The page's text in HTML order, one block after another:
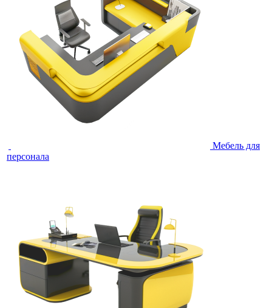
Мебель для
персонала